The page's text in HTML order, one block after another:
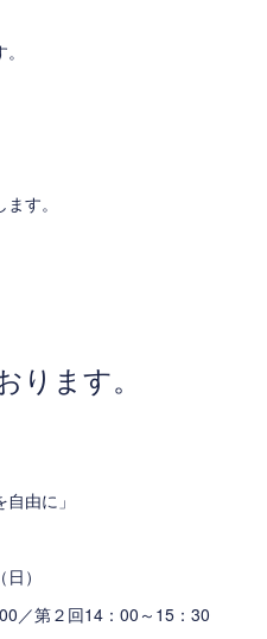
す。
ります。
由に」
）
／第２回14：00～15：30